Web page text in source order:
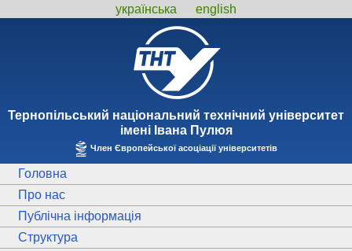
українська english
Тернопiльський національний технiчний унiверситет
iменi Iвана Пулюя
Член Європейської асоціації університетів
Головна
Про нас
Публічна інформація
Структура